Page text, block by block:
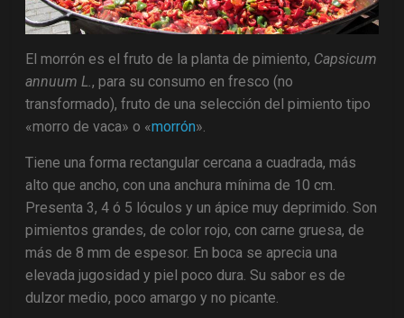
El morrón es el fruto de la planta de pimiento, Capsicum
annuum L., para su consumo en fresco (no
transformado), fruto de una selección del pimiento tipo
«morro de vaca» o «morrón».
Tiene una forma rectangular cercana a cuadrada, más
alto que ancho, con una anchura mínima de 10 cm.
Presenta 3, 4 ó 5 lóculos y un ápice muy deprimido. Son
pimientos grandes, de color rojo, con carne gruesa, de
más de 8 mm de espesor. En boca se aprecia una
elevada jugosidad y piel poco dura. Su sabor es de
dulzor medio, poco amargo y no picante.